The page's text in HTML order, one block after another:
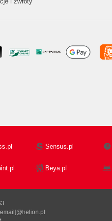
Sensus.pl
Beya.pl